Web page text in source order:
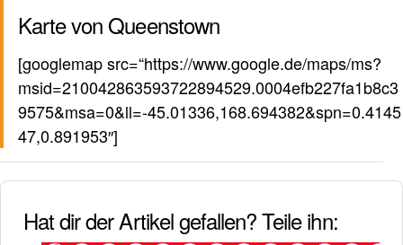
Karte von Queenstown
[googlemap src=“https://www.google.de/maps/ms?
msid=210042863593722894529.0004efb227fa1b8c3
9575&msa=0&ll=-45.01336,168.694382&spn=0.4145
47,0.891953″]
Hat dir der Artikel gefallen? Teile ihn: